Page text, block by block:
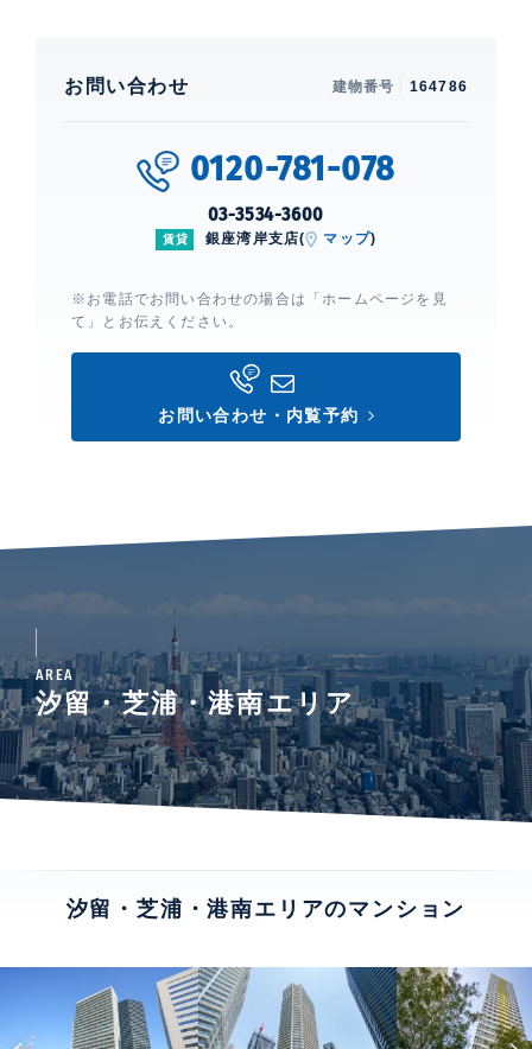
お問い合わせ 建物番号 164786
0120-781-078
03-3534-3600
賃貸 銀座湾岸支店( マップ)
※お電話でお問い合わせの場合は「ホームページを見
て」とお伝えください。
お問い合わせ・内覧予約
AREA
汐留・芝浦・港南エリア
汐留・芝浦・港南エリアのマンション